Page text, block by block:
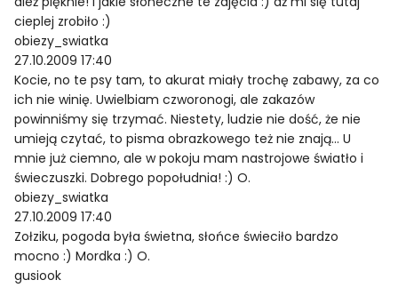
cieplej zrobiło :)
obiezy_swiatka
27.10.2009 17:40
Kocie, no te psy tam, to akurat miały trochę zabawy, za co
ich nie winię. Uwielbiam czworonogi, ale zakazów
powinniśmy się trzymać. Niestety, ludzie nie dość, że nie
umieją czytać, to pisma obrazkowego też nie znają… U
mnie już ciemno, ale w pokoju mam nastrojowe światło i
świeczuszki. Dobrego popołudnia! :) O.
obiezy_swiatka
27.10.2009 17:40
Zołziku, pogoda była świetna, słońce świeciło bardzo
mocno :) Mordka :) O.
gusiook